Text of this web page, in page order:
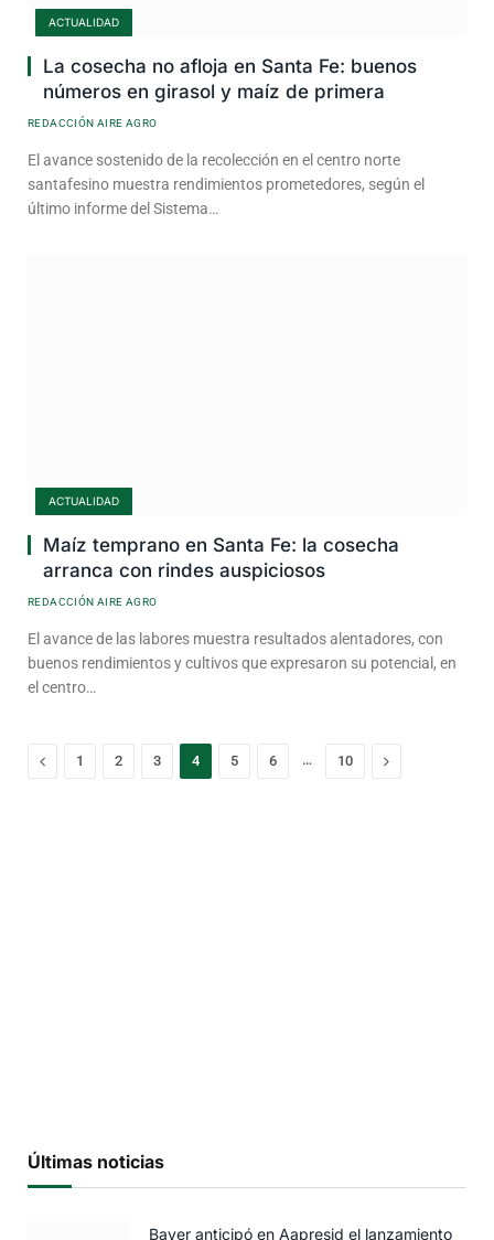
ACTUALIDAD
La cosecha no afloja en Santa Fe: buenos
números en girasol y maíz de primera
REDACCIÓN AIRE AGRO
El avance sostenido de la recolección en el centro norte
santafesino muestra rendimientos prometedores, según el
último informe del Sistema…
ACTUALIDAD
Maíz temprano en Santa Fe: la cosecha
arranca con rindes auspiciosos
REDACCIÓN AIRE AGRO
El avance de las labores muestra resultados alentadores, con
buenos rendimientos y cultivos que expresaron su potencial, en
el centro…
Previous
1 2 3 4 5 6 … 10 Next
Últimas noticias
Bayer anticipó en Aapresid el lanzamiento